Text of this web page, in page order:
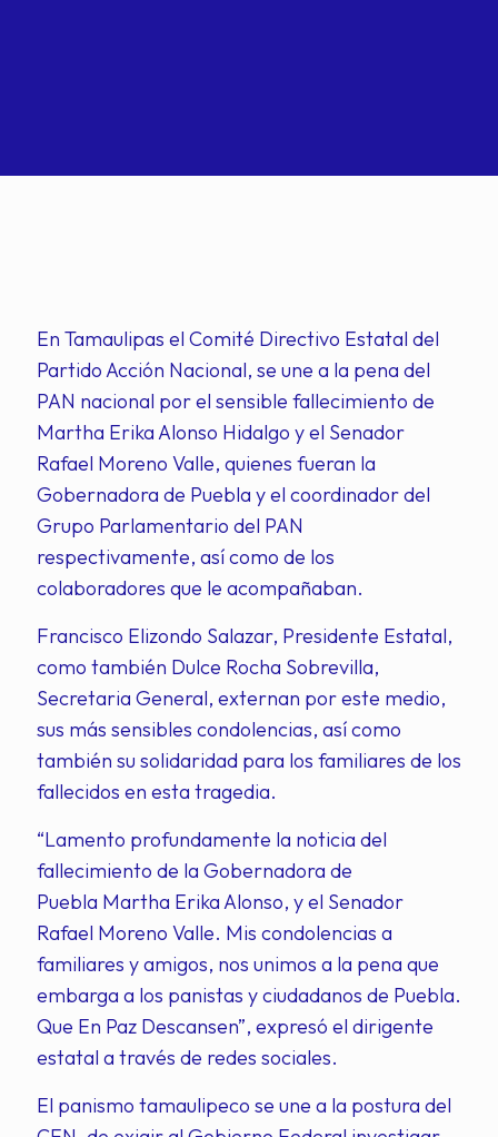
En Tamaulipas el Comité Directivo Estatal del
Partido Acción Nacional, se une a la pena del
PAN nacional por el sensible fallecimiento de
Martha Erika Alonso Hidalgo y el Senador
Rafael Moreno Valle, quienes fueran la
Gobernadora de Puebla y el coordinador del
Grupo Parlamentario del PAN
respectivamente, así como de los
colaboradores que le acompañaban.
Francisco Elizondo Salazar, Presidente Estatal,
como también Dulce Rocha Sobrevilla,
Secretaria General, externan por este medio,
sus más sensibles condolencias, así como
también su solidaridad para los familiares de los
fallecidos en esta tragedia.
“Lamento profundamente la noticia del
fallecimiento de la Gobernadora de
Puebla Martha Erika Alonso, y el Senador
Rafael Moreno Valle. Mis condolencias a
familiares y amigos, nos unimos a la pena que
embarga a los panistas y ciudadanos de Puebla.
Que En Paz Descansen”, expresó el dirigente
estatal a través de redes sociales.
El panismo tamaulipeco se une a la postura del